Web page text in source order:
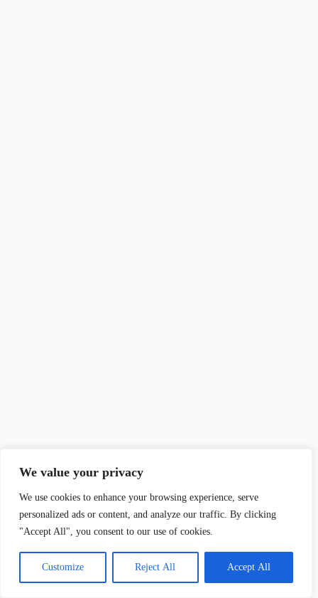
We value your privacy
We use cookies to enhance your browsing experience, serve
personalized ads or content, and analyze our traffic. By clicking
"Accept All", you consent to our use of cookies.
Customize Reject All Accept All
Su dependencia hacia estos ecosistemas delicados destaca la
importancia de proteger y conservar los humedales para la
preservación de los flamencos y su diversidad biológica asociada.
Importancia de los humedales como hábitat de los flamencos
que los flamencos se alimenten y reproduzcan.